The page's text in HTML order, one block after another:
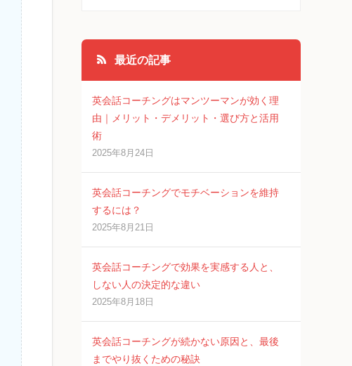
最近の記事
英会話コーチングはマンツーマンが効く理
由｜メリット・デメリット・選び方と活用
術
2025年8月24日
英会話コーチングでモチベーションを維持
するには？
2025年8月21日
英会話コーチングで効果を実感する人と、
しない人の決定的な違い
2025年8月18日
英会話コーチングが続かない原因と、最後
までやり抜くための秘訣